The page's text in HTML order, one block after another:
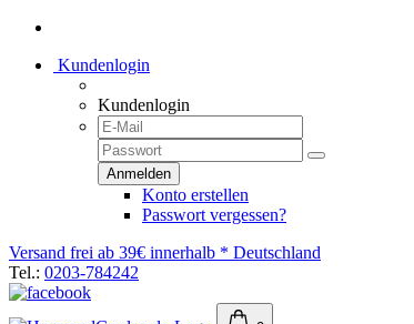
Kundenlogin
Kundenlogin
Konto erstellen
Passwort vergessen?
Versand frei ab 39€ innerhalb * Deutschland
Tel.: 0203-784242